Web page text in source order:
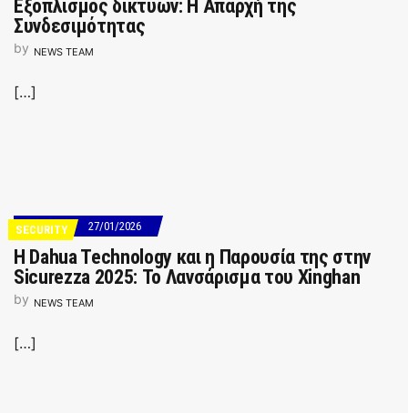
Εξοπλισμός δικτύων: Η Απαρχή της
Συνδεσιμότητας
by NEWS TEAM
[…]
SECURITY 27/01/2026
Η Dahua Technology και η Παρουσία της στην
Sicurezza 2025: Το Λανσάρισμα του Xinghan
by NEWS TEAM
[…]